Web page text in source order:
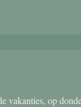
vakanties, op